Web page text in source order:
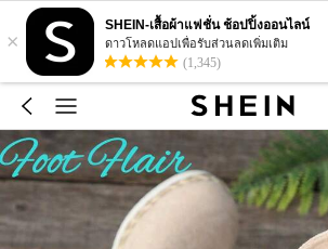
×
SHEIN-เสื้อผ้าแฟชั่น ช้อปปิ้งออนไลน์
ดาวโหลดแอปเพื่อรับส่วนลดเพิ่มเติม
(1,345)